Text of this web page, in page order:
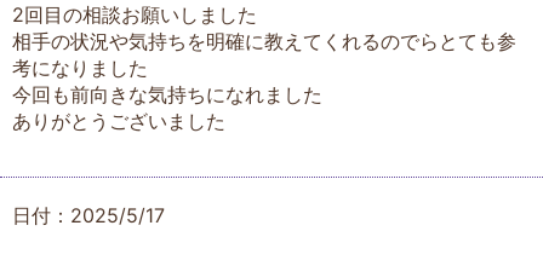
2回目の相談お願いしました
相手の状況や気持ちを明確に教えてくれるのでらとても参
考になりました
今回も前向きな気持ちになれました
ありがとうございました
日付：2025/5/17